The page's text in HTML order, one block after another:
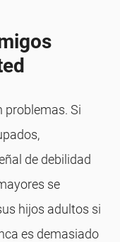
problemas. Si
de debilidad
se
hijos adultos si
es demasiado